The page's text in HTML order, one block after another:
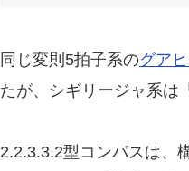
同じ変則5拍子系のグア
たが、シギリージャ系は
2.2.3.3.2型コンパスは、